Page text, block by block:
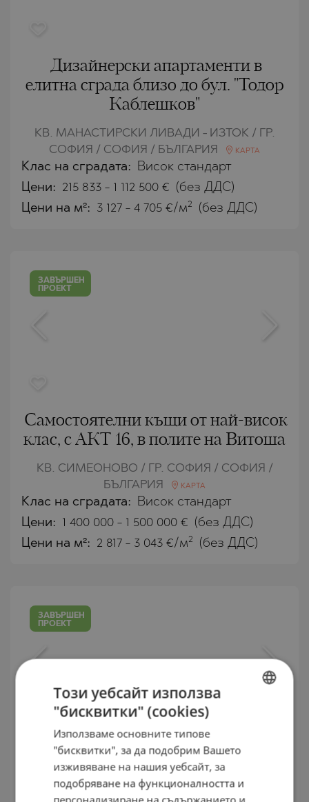
Дизайнерски апартаменти в
елитна сграда близо до бул. "Тодор
Каблешков"
КВ. МАНАСТИРСКИ ЛИВАДИ - ИЗТОК / ГР.
СОФИЯ / СОФИЯ / БЪЛГАРИЯ
КАРТА
Клас на сградата: Висок стандарт
Цени: 215 833 - 1 112 500 € (без ДДС)
Цени на м²: 3 127 - 4 705 €/м2 (без ДДС)
ЗАВЪРШЕН
ПРОЕКТ
Самостоятелни къщи от най-висок
клас, с АКТ 16, в полите на Витоша
КВ. СИМЕОНОВО / ГР. СОФИЯ / СОФИЯ /
БЪЛГАРИЯ
КАРТА
Клас на сградата: Висок стандарт
Цени: 1 400 000 - 1 500 000 € (без ДДС)
Цени на м²: 2 817 - 3 043 €/м2 (без ДДС)
ЗАВЪРШЕН
ПРОЕКТ
Апартаменти висок клас ново
строителство до Южен парк
GERMAN
Този уебсайт използва
"бисквитки" (cookies)
Използваме основните типове
"бисквитки", за да подобрим Вашето
изживяване на нашия уебсайт, за
подобряване на функционалността и